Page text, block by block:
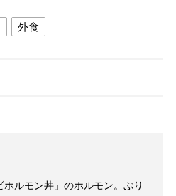
外食
ホルモン丼」のホルモン。ぷり